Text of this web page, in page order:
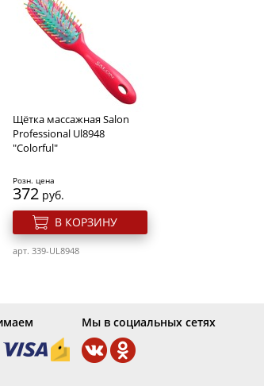
Ножницы маникюрные
для кутикулы Solinberg
0022z (ручная заточка)
В КОРЗИНУ
Ножницы маникюрные
для кутикулы Solinberg
Щётка массажная Salon
Professional Ul8948
"Colorful"
Розн. цена
372 руб.
В КОРЗИНУ
арт. 339-UL8948
Мы в социальных сетях